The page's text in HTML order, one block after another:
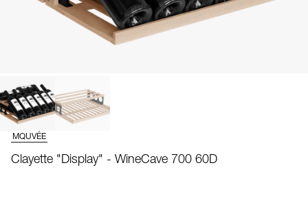
MQUVÉE
Clayette "Display" - WineCave 700 60D